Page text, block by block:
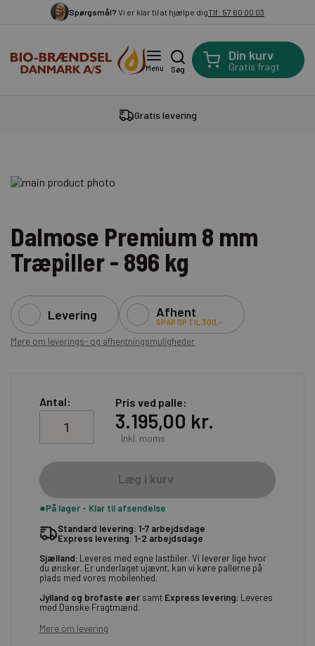
Spørgsmål? Vi er klar til at hjælpe digTlf: 57 60 00 03
Menu Søg
Din kurv
Gratis fragt
Gratis levering
Dalmose Premium 8 mm
Træpiller - 896 kg
Levering Afhent
SPAR OP TIL 300,-
Mere om leverings- og afhentningsmuligheder
Antal: Pris ved palle
3.195,00 kr.
Inkl. moms
Læg i kurv
På lager - Klar til afsendelse
Standard levering: 1-7 arbejdsdage
Express levering: 1-2 arbejdsdage
Sjælland: Leveres med egne lastbiler. Vi leverer lige hvor
du ønsker. Er underlaget ujævnt, kan vi køre pallerne på
plads med vores mobilenhed.
Jylland og brofaste øer samt Express levering: Leveres
med Danske Fragtmænd.
Mere om levering